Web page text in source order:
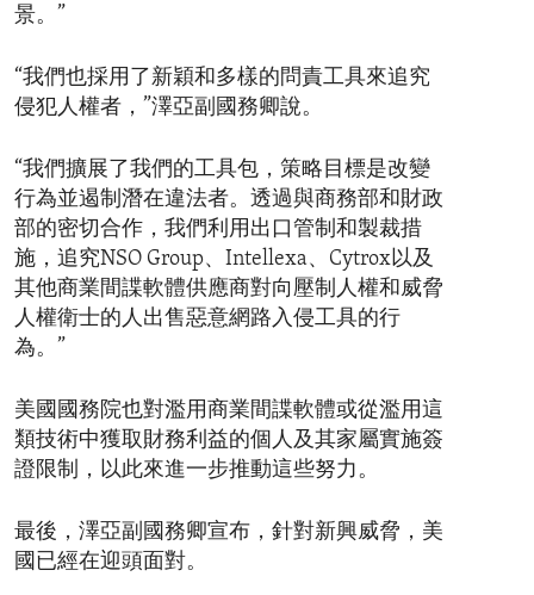
景。”
“我們也採用了新穎和多樣的問責工具來追究
侵犯人權者，”澤亞副國務卿說。
“我們擴展了我們的工具包，策略目標是改變
行為並遏制潛在違法者。透過與商務部和財政
部的密切合作，我們利用出口管制和製裁措
施，追究NSO Group、Intellexa、Cytrox以及
其他商業間諜軟體供應商對向壓制人權和威脅
人權衛士的人出售惡意網路入侵工具的行
為。”
美國國務院也對濫用商業間諜軟體或從濫用這
類技術中獲取財務利益的個人及其家屬實施簽
證限制，以此來進一步推動這些努力。
最後，澤亞副國務卿宣布，針對新興威脅，美
國已經在迎頭面對。